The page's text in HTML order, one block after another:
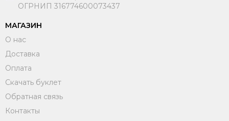
ОГРНИП 316774600073437
МАГАЗИН
О нас
Доставка
Оплата
Скачать буклет
Обратная связь
Контакты